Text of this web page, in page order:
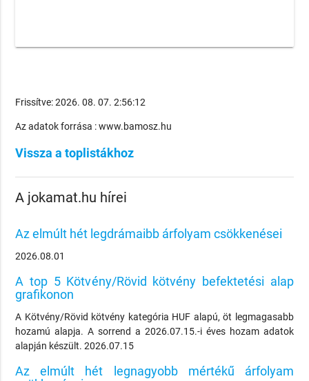
Frissítve: 2026. 08. 07. 2:56:12
Az adatok forrása : www.bamosz.hu
Vissza a toplistákhoz
A jokamat.hu hírei
Az elmúlt hét legdrámaibb árfolyam csökkenései
2026.08.01
A top 5 Kötvény/Rövid kötvény befektetési alap
grafikonon
A Kötvény/Rövid kötvény kategória HUF alapú, öt legmagasabb
hozamú alapja. A sorrend a 2026.07.15.-i éves hozam adatok
alapján készült. 2026.07.15
Az elmúlt hét legnagyobb mértékű árfolyam